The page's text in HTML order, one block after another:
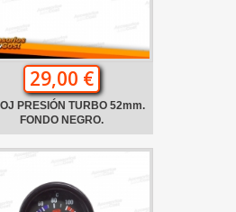
29,00 €
PRESIÓN TURBO 52mm.
FONDO NEGRO.